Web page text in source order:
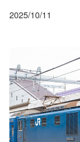
2025/10/11